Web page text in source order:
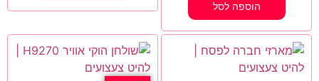
הוספה לסל